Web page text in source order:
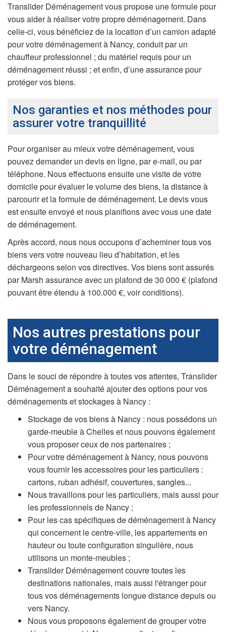
Translider Déménagement vous propose une formule pour
vous aider à réaliser votre propre déménagement. Dans
celle-ci, vous bénéficiez de la location d’un camion adapté
pour votre déménagement à Nancy, conduit par un
chauffeur professionnel ; du matériel requis pour un
déménagement réussi ; et enfin, d’une assurance pour
protéger vos biens.
Nos garanties et nos méthodes pour
assurer votre tranquillité
Pour organiser au mieux votre déménagement, vous
pouvez demander un devis en ligne, par e-mail, ou par
téléphone. Nous effectuons ensuite une visite de votre
domicile pour évaluer le volume des biens, la distance à
parcourir et la formule de déménagement. Le devis vous
est ensuite envoyé et nous planifions avec vous une date
de déménagement.
Après accord, nous nous occupons d’acheminer tous vos
biens vers votre nouveau lieu d’habitation, et les
déchargeons selon vos directives. Vos biens sont assurés
par Marsh assurance avec un plafond de 30 000 € (plafond
pouvant être étendu à 100.000 €, voir conditions).
Nos autres prestations pour
votre déménagement
Dans le souci de répondre à toutes vos attentes, Translider
Déménagement a souhaité ajouter des options pour vos
déménagements et stockages à Nancy :
Stockage de vos biens à Nancy : nous possédons un
garde-meuble à Chelles et nous pouvons également
vous proposer ceux de nos partenaires ;
Pour votre déménagement à Nancy, nous pouvons
vous fournir les accessoires pour les particuliers :
cartons, ruban adhésif, couvertures, sangles...
Nous travaillons pour les particuliers, mais aussi pour
les professionnels de Nancy ;
Pour les cas spécifiques de déménagement à Nancy
qui concernent le centre-ville, les appartements en
hauteur ou toute configuration singulière, nous
utilisons un monte-meubles ;
Translider Déménagement couvre toutes les
destinations nationales, mais aussi l'étranger pour
tous vos déménagements longue distance depuis ou
vers Nancy.
Nous vous proposons également de grouper votre